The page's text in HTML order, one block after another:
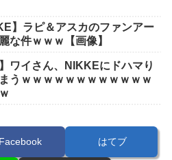
】ラピ＆アスカのファンアー
な件ｗｗｗ【画像】
】ワイさん、NIKKEにドハマり
うｗｗｗｗｗｗｗｗｗｗｗｗ
Facebook はてブ